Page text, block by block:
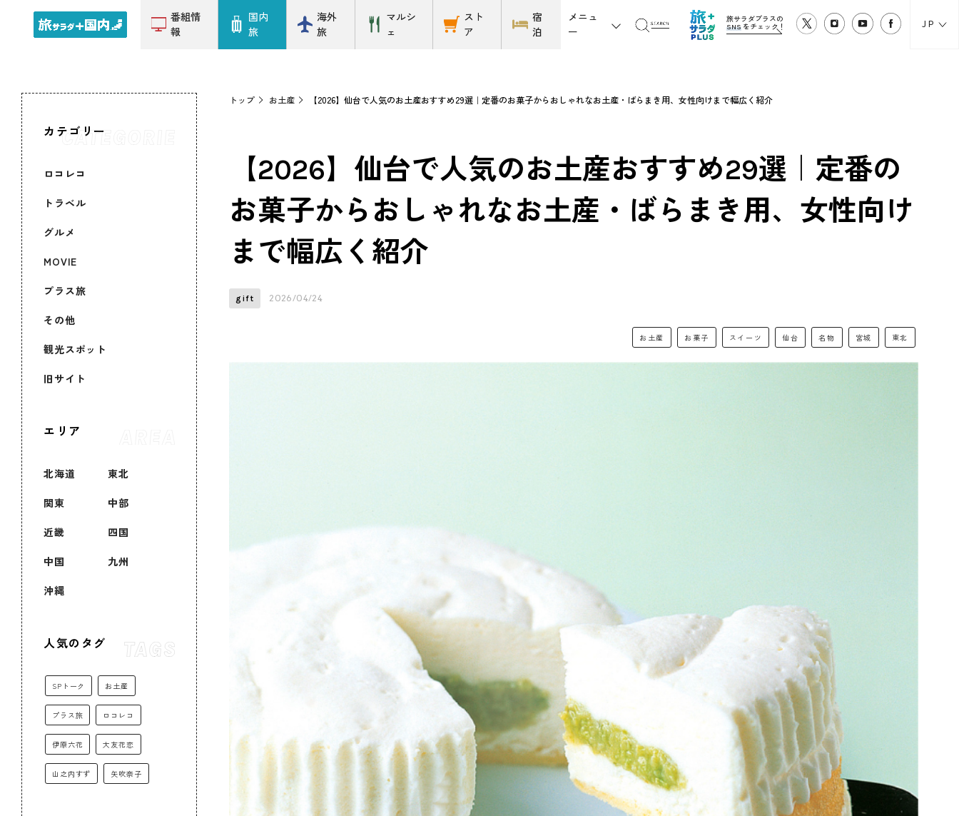
番組情
報
国内
旅
海外
旅
マルシ
ェ
スト
ア
宿
泊
メニュ
ー
旅サラダプラスの
SNS をチェック！ JP
カテゴリー
ロコレコ
トラベル
グルメ
MOVIE
プラス旅
その他
観光スポット
旧サイト
エリア
北海道 東北
関東 中部
近畿 四国
中国 九州
沖縄
人気のタグ
SPトーク お土産
プラス旅 ロコレコ
伊原六花 大友花恋
山之内すず 矢吹奈子
トップ お土産 【2026】仙台で人気のお土産おすすめ29選｜定番のお菓子からおしゃれなお土産・ばらまき用、女性向けまで幅広く紹介
【2026】仙台で人気のお土産おすすめ29選｜定番の
お菓子からおしゃれなお土産・ばらまき用、女性向け
まで幅広く紹介
gift 2026/04/24
お土産 お菓子 スイーツ 仙台 名物 宮城 東北